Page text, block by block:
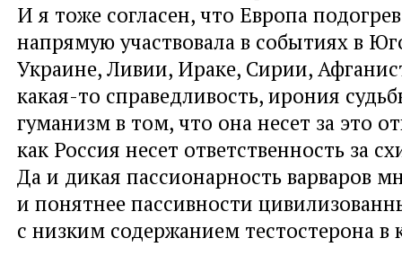
И я тоже согласен, что Европа
напрямую участвовала в событиях в
Украине, Ливии, Ираке, Сирии,
какая-то справедливость, ирония
гуманизм в том, что она несет за это
как Россия несет ответственность за
Да и дикая пассионарность варваров
и понятнее пассивности
с низким содержанием тестостерона в